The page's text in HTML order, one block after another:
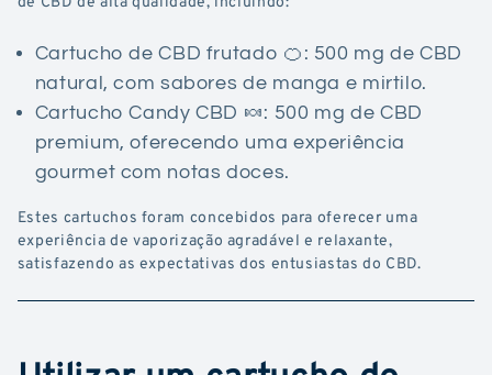
Cartucho de CBD frutado 🍊: 500 mg de CBD
natural, com sabores de manga e mirtilo.
Cartucho Candy CBD 🍬: 500 mg de CBD
premium, oferecendo uma experiência
gourmet com notas doces.
Estes cartuchos foram concebidos para oferecer uma
experiência de vaporização agradável e relaxante,
satisfazendo as expectativas dos entusiastas do CBD.